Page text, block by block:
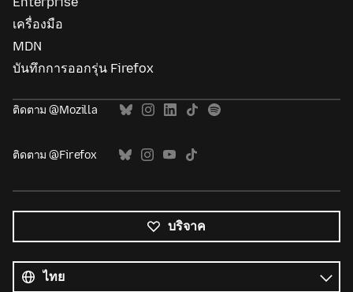
เครื่องมือ
MDN
บันทึกการออกรุ่น Firefox
ติดตาม @Mozilla
ติดตาม @Firefox
บริจาค
ทั้งหมด
ภาษา